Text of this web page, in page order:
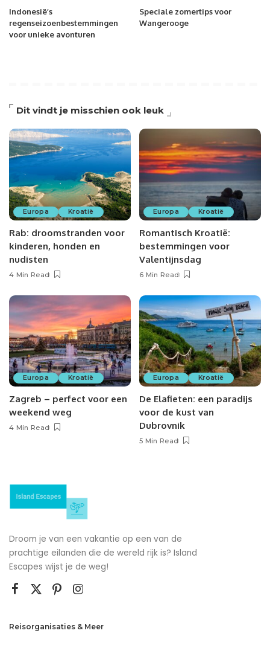
Indonesië’s
regenseizoenbestemmingen
voor unieke avonturen
Speciale zomertips voor
Wangerooge
Dit vindt je misschien ook leuk
Europa Kroatië
Rab: droomstranden voor
kinderen, honden en
nudisten
4 Min Read
Europa Kroatië
Romantisch Kroatië:
bestemmingen voor
Valentijnsdag
6 Min Read
Europa Kroatië
Zagreb – perfect voor een
weekend weg
4 Min Read
Europa Kroatië
De Elafieten: een paradijs
voor de kust van
Dubrovnik
5 Min Read
Droom je van een vakantie op een van de
prachtige eilanden die de wereld rijk is? Island
Escapes wijst je de weg!
Reisorganisaties & Meer